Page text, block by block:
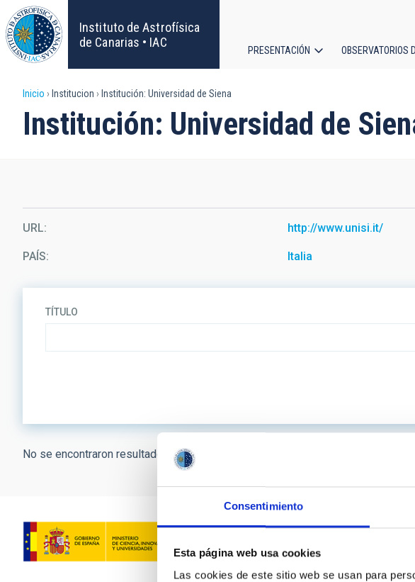
Consentimiento
Esta página web usa cookies
Las cookies de este sitio web se usan para
Pasar
al
contenido
principal
Instituto de Astrofísica
de Canarias • IAC
principal
PRESENTACIÓN OBSERVATORIOS
Sobrescribir
enlaces
a
la
navegación
Inicio Institucion Institución: Universidad de Siena
Institución: Universidad de
URL http://www.unisi.it/
PAÍS Italia
TÍTULO
No se encontraron resultados.